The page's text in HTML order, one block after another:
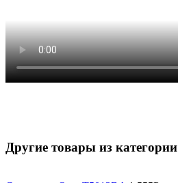
Другие товары из категории